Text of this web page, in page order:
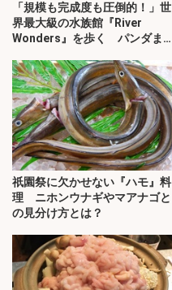
「規模も完成度も圧倒的！」世
界最大級の水族館『River
Wonders』を歩く パンダまで
祇園祭に欠かせない『ハモ』料
理 ニホンウナギやマアナゴと
の見分け方とは？